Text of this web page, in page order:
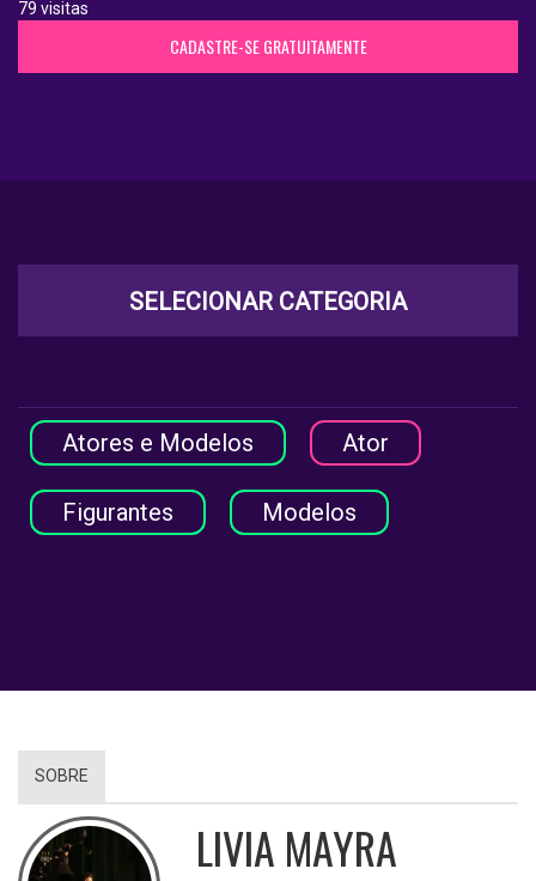
79 visitas
CADASTRE-SE GRATUITAMENTE
SELECIONAR CATEGORIA
Atores e Modelos Ator
Figurantes Modelos
SOBRE
LIVIA MAYRA